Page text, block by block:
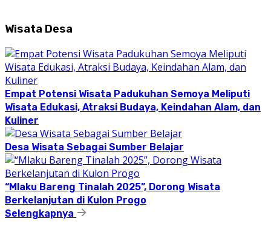
Wisata Desa
Empat Potensi Wisata Padukuhan Semoya Meliputi
Wisata Edukasi, Atraksi Budaya, Keindahan Alam, dan
Kuliner
Desa Wisata Sebagai Sumber Belajar
“Mlaku Bareng Tinalah 2025”, Dorong Wisata
Berkelanjutan di Kulon Progo
Selengkapnya